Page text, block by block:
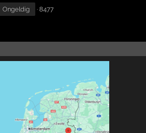
Ongeldig · 8477